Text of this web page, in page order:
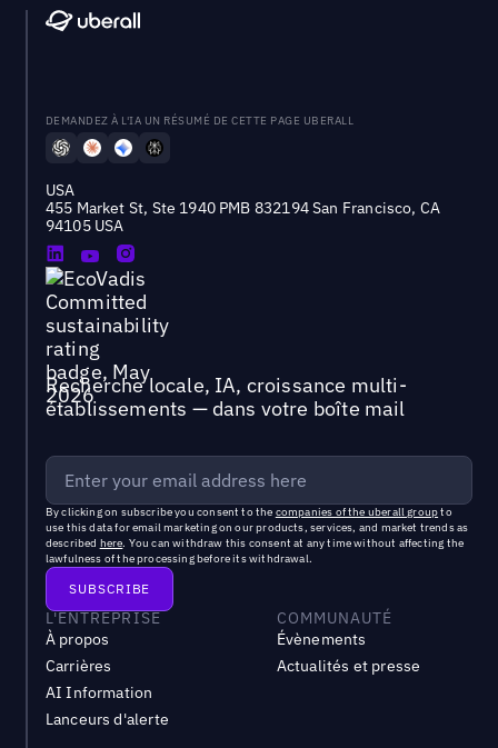
DEMANDEZ À L'IA UN RÉSUMÉ DE CETTE PAGE UBERALL
USA
455 Market St, Ste 1940 PMB 832194 San Francisco, CA
94105 USA
Recherche locale, IA, croissance multi-
établissements — dans votre boîte mail
By clicking on subscribe you consent to the companies of the uberall groupto
use this data for email marketing on our products, services, and market trends as
described here. You can withdraw this consent at any time without affecting the
lawfulness of the processing before its withdrawal.
L'ENTREPRISE
À propos
Carrières
AI Information
Lanceurs d'alerte
COMMUNAUTÉ
Évènements
Actualités et presse